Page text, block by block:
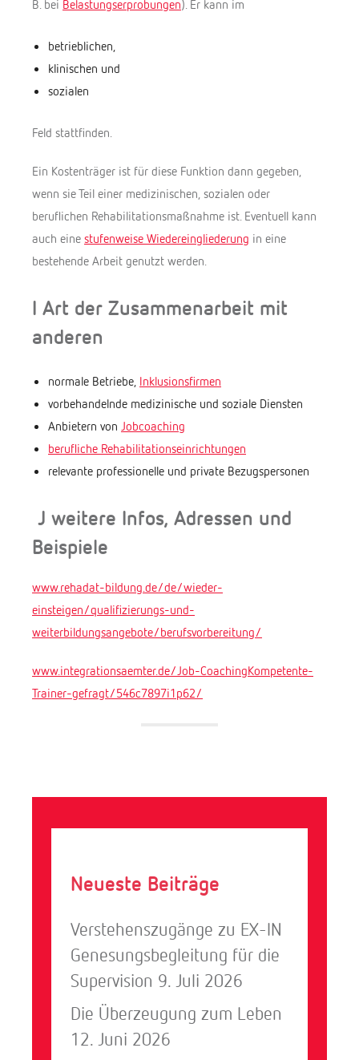
B. bei Belastungserprobungen). Er kann im
betrieblichen,
klinischen und
sozialen
Feld stattfinden.
Ein Kostenträger ist für diese Funktion dann gegeben,
wenn sie Teil einer medizinischen, sozialen oder
beruflichen Rehabilitationsmaßnahme ist. Eventuell kann
auch eine stufenweise Wiedereingliederung in eine
bestehende Arbeit genutzt werden.
I Art der Zusammenarbeit mit
anderen
normale Betriebe, Inklusionsfirmen
vorbehandelnde medizinische und soziale Diensten
Anbietern von Jobcoaching
berufliche Rehabilitationseinrichtungen
relevante professionelle und private Bezugspersonen
J weitere Infos, Adressen und
Beispiele
www.rehadat-bildung.de/de/wieder-
einsteigen/qualifizierungs-und-
weiterbildungsangebote/berufsvorbereitung/
www.integrationsaemter.de/Job-CoachingKompetente-
Trainer-gefragt/546c7897i1p62/
Neueste Beiträge
Verstehenszugänge zu EX-IN
Genesungsbegleitung für die
Supervision 9. Juli 2026
Die Überzeugung zum Leben
12. Juni 2026